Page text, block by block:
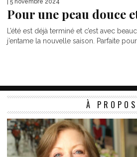
| 5 novembre 2024
Pour une peau douce
L’été est déjà terminé et c’est avec
j’entame la nouvelle saison. Parfaite pour
À PROPOS